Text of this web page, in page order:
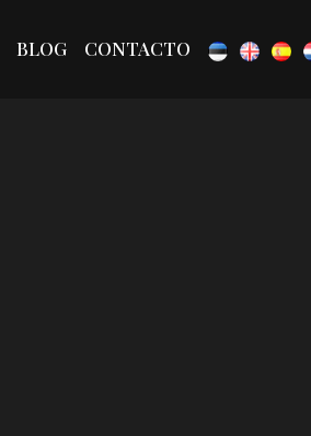
BLOG CONTACTO